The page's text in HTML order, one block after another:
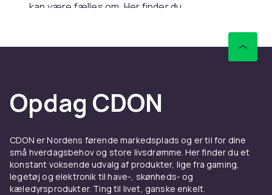
kan være fælles om. Her finder du
samt armbrøste til træning og fritidsskydning,
fra begyndersæt til udstyr for øvede skytter.
Recurvebuen er den klassiske begynderbue –
enkel, justerbar og den type der skydes med i
der letter trækket og giver højere præcision,
mens armbrøsten spændes på forhånd og
sigtes som et gevær. Trækvægten måles i
pund – begyndere starter typisk på 15–25
Opdag CDON
CDON er Nordens førende markedsplads og er til for dine
små hverdagsbehov og store livsdrømme. Her finder du et
konstant voksende udvalg af produkter, lige fra gaming,
legetøj og elektronik til have-, skønheds- og
kæledyrsprodukter. Ting til livet, ganske enkelt.